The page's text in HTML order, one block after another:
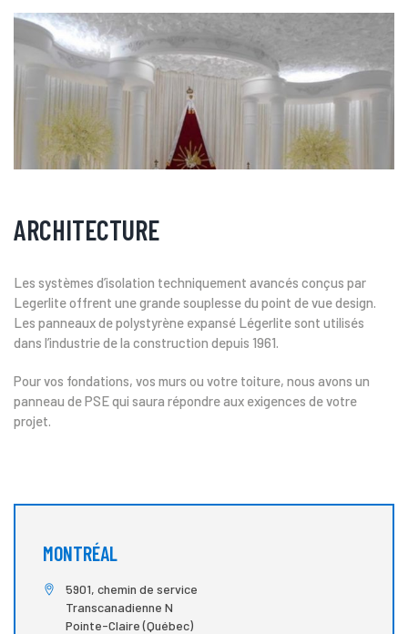
ARCHITECTURE
Les systèmes d’isolation techniquement avancés conçus par
Legerlite offrent une grande souplesse du point de vue design.
Les panneaux de polystyrène expansé Légerlite sont utilisés
dans l’industrie de la construction depuis 1961.
Pour vos fondations, vos murs ou votre toiture, nous avons un
panneau de PSE qui saura répondre aux exigences de votre
projet.
MONTRÉAL
5901, chemin de service
Transcanadienne N
Pointe-Claire (Québec)